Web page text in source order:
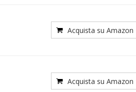
Acquista su Amazon
Acquista su Amazon